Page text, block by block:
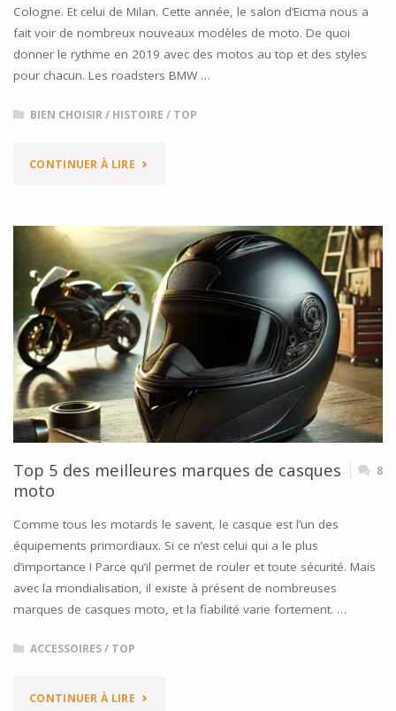
Cologne. Et celui de Milan. Cette année, le salon d’Eicma nous a
fait voir de nombreux nouveaux modèles de moto. De quoi
donner le rythme en 2019 avec des motos au top et des styles
pour chacun. Les roadsters BMW …
BIEN CHOISIR/ HISTOIRE / TOP
CONTINUER À LIRE"SALON
2018
:
CE
QU’IL
FALLAIT
EN
RETENIR
(LES
NOUVEAUX
MODÈLES
MOTOS)"
Top 5 des meilleures marques de casques
moto
8
Comme tous les motards le savent, le casque est l’un des
équipements primordiaux. Si ce n’est celui qui a le plus
d’importance ! Parce qu’il permet de rouler et toute sécurité. Mais
avec la mondialisation, il existe à présent de nombreuses
marques de casques moto, et la fiabilité varie fortement. …
ACCESSOIRES/ TOP
CONTINUER À LIRE"TOP